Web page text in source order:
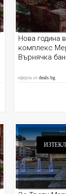
Нова година
комплекс
Върнячка
оферта от deals.bg